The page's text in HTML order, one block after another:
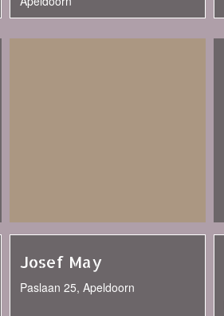
Josef May
Paslaan 25, Apeldoorn